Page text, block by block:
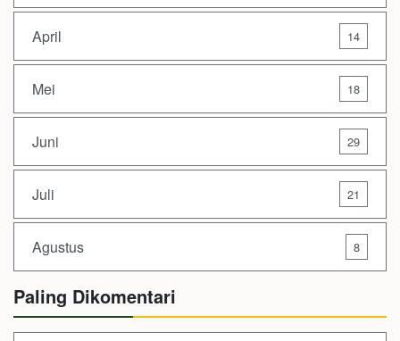
April 14
Mei 18
Juni 29
Juli 21
Agustus 8
Paling Dikomentari